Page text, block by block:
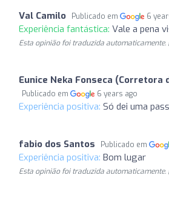
Val Camilo Publicado em 6
Experiência fantástica: Vale a pena
Esta opinião foi traduzida automaticamente.
Eunice Neka Fonseca (Corretora
Publicado em 6 years ago
Experiência positiva: Só dei uma
fabio dos Santos Publicado em
Experiência positiva: Bom lugar
Esta opinião foi traduzida automaticamente.